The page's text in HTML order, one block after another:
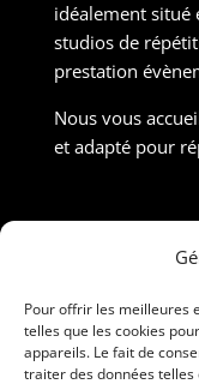
Pour offrir les meilleures
telles que les cookies
appareils. Le fait de
traiter des données
idéalement situé
studios de
prestation
Nous vous
et adapté pour
Saint-Chaptes
06 95 15 00 28 /